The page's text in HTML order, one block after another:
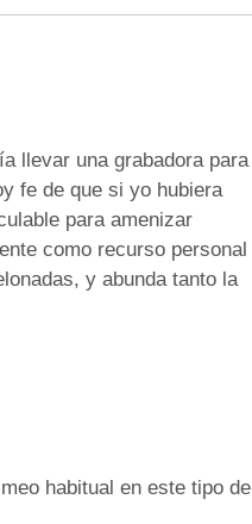
llevar una grabadora para
fe de que si yo hubiera
para amenizar
como recurso personal
y abunda tanto la
habitual en este tipo de